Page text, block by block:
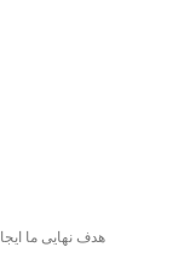
هدف نهایی ما